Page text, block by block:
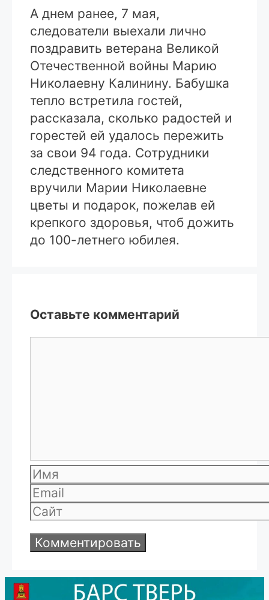
А днем ранее, 7 мая,
следователи выехали лично
поздравить ветерана Великой
Отечественной войны Марию
Николаевну Калинину. Бабушка
тепло встретила гостей,
рассказала, сколько радостей и
горестей ей удалось пережить
за свои 94 года. Сотрудники
следственного комитета
вручили Марии Николаевне
цветы и подарок, пожелав ей
крепкого здоровья, чтоб дожить
до 100-летнего юбилея.
Оставьте комментарий
Имя
Email
Сайт